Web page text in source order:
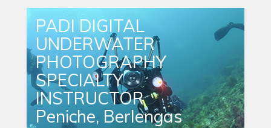
PADI DIGITAL
UNDERWATER
PHOTOGRAPHY
SPECIALTY
INSTRUCTOR
Peniche, Berlengas